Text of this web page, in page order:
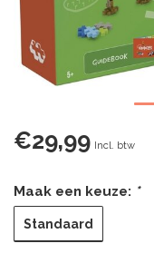
€29,99 Incl. btw
Maak een keuze: *
Standaard